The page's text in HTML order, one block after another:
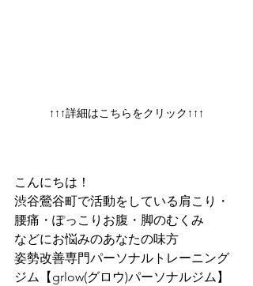
↑↑↑詳細はこちらをクリック↑↑↑
こんにちは！
渋谷鶯谷町で活動をしている肩こり・
腰痛・ぽっこりお腹・脚のむくみ
などにお悩みのあなたの味方
姿勢改善専門パーソナルトレーニング
ジム【grlow(グロウ)パーソナルジム】